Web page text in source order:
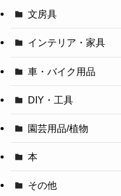
文房具
インテリア・家具
車・バイク用品
DIY・工具
園芸用品/植物
本
その他